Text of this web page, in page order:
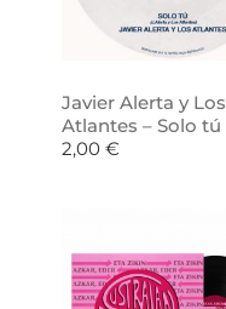
Javier Alerta y Los
Atlantes – Solo tú
2,00 €